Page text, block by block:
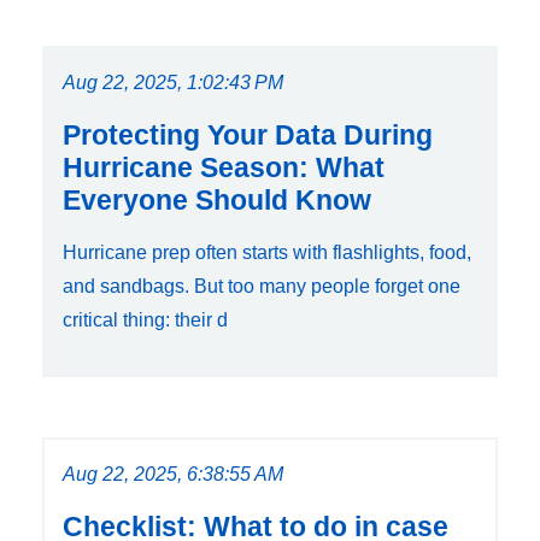
Aug 22, 2025, 1:02:43 PM
Protecting Your Data During
Hurricane Season: What
Everyone Should Know
Hurricane prep often starts with flashlights, food,
and sandbags. But too many people forget one
critical thing: their d
Aug 22, 2025, 6:38:55 AM
Checklist: What to do in case